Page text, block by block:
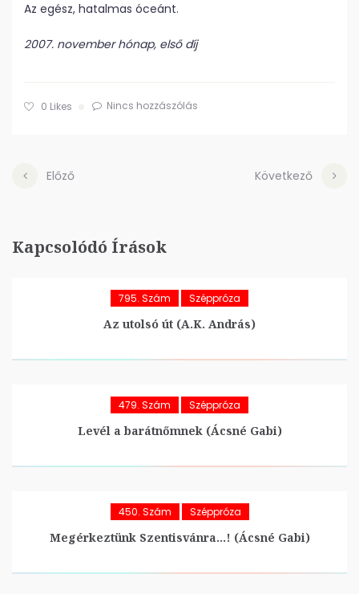
Az egész, hatalmas óceánt.
2007. november hónap, első díj
0 Likes Nincs hozzászólás
Előző Következő
Kapcsolódó Írások
795. Szám Széppróza
Az utolsó út (A.K. András)
479. Szám Széppróza
Levél a barátnőmnek (Ácsné Gabi)
450. Szám Széppróza
Megérkeztünk Szentisvánra…! (Ácsné Gabi)